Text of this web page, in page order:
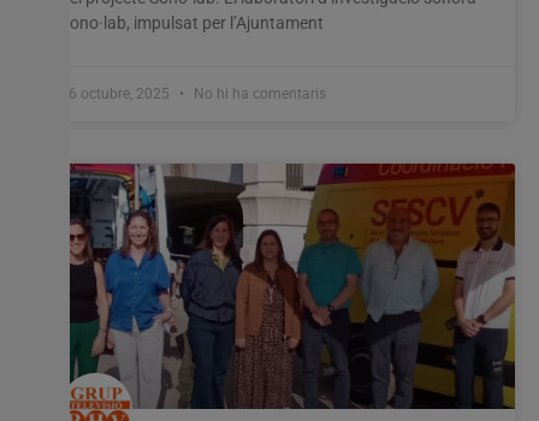
Sono·lab, impulsat per l’Ajuntament
16 octubre, 2025 No hi ha comentaris